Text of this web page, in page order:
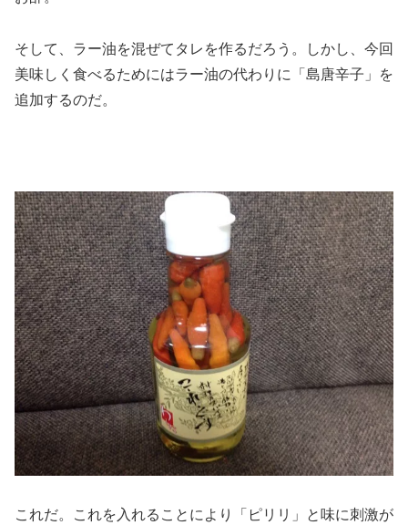
そして、ラー油を混ぜてタレを作るだろう。しかし、今回
美味しく食べるためにはラー油の代わりに「島唐辛子」を
追加するのだ。
これだ。これを入れることにより「ピリリ」と味に刺激が